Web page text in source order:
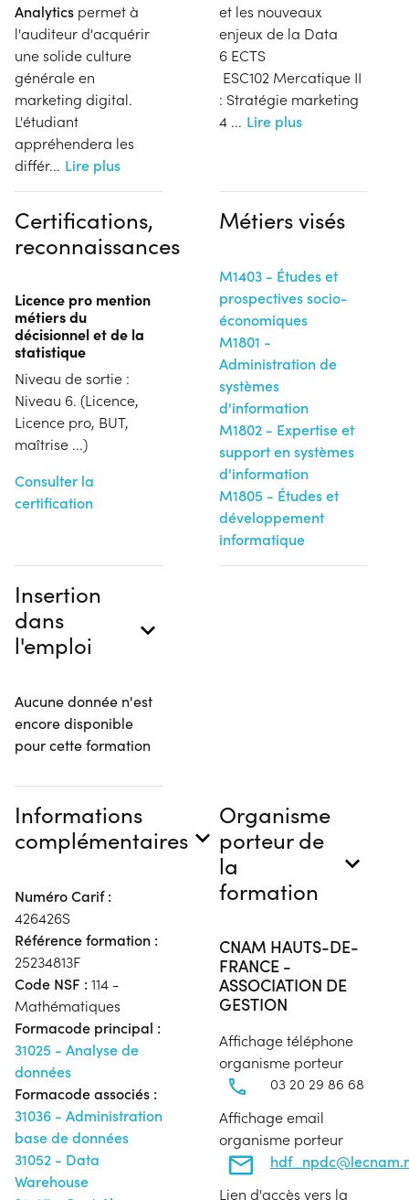
Analytics permet à
l'auditeur d'acquérir
une solide culture
générale en
marketing digital.
L'étudiant
appréhendera les
différ... Lire plus
et les nouveaux
enjeux de la Data
6 ECTS
ESC102 Mercatique II
: Stratégie marketing
4 ... Lire plus
Certifications,
reconnaissances
Licence pro mention
métiers du
décisionnel et de la
statistique
Niveau de sortie :
Niveau 6. (Licence,
Licence pro, BUT,
maîtrise ...)
Consulter la
certification
Métiers visés
M1403 - Études et
prospectives socio-
économiques
M1801 -
Administration de
systèmes
d'information
M1802 - Expertise et
support en systèmes
d'information
M1805 - Études et
développement
informatique
Insertion
dans
l'emploi
Aucune donnée n'est
encore disponible
pour cette formation
Informations
complémentaires
Numéro Carif :
426426S
Référence formation :
25234813F
Code NSF : 114 -
Mathématiques
Formacode principal :
31025 - Analyse de
données
Formacode associés :
31036 - Administration
base de données
31052 - Data
Warehouse
Organisme
porteur de
la
formation
CNAM HAUTS-DE-
FRANCE -
ASSOCIATION DE
GESTION
Affichage téléphone
organisme porteur
03 20 29 86 68
Affichage email
organisme porteur
Lien d'accès vers la